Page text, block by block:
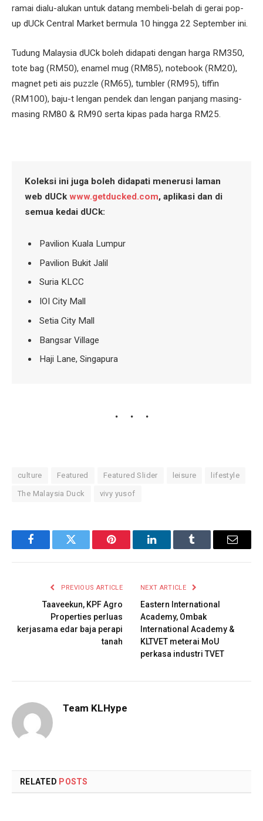
ramai dialu-alukan untuk datang membeli-belah di gerai pop-
up dUCk Central Market bermula 10 hingga 22 September ini.
Tudung Malaysia dUCk boleh didapati dengan harga RM350,
tote bag (RM50), enamel mug (RM85), notebook (RM20),
magnet peti ais puzzle (RM65), tumbler (RM95), tiffin
(RM100), baju-t lengan pendek dan lengan panjang masing-
masing RM80 & RM90 serta kipas pada harga RM25.
Koleksi ini juga boleh didapati menerusi laman
web dUCkwww.getducked.com, aplikasi dan di
semua kedai dUCk:
Pavilion Kuala Lumpur
Pavilion Bukit Jalil
Suria KLCC
IOI City Mall
Setia City Mall
Bangsar Village
Haji Lane, Singapura
culture Featured Featured Slider leisure lifestyle
The Malaysia Duck vivy yusof
FacebookTwitter Pinterest LinkedInTumblr Email
PREVIOUS ARTICLE
Taaveekun, KPF Agro
Properties perluas
kerjasama edar baja perapi
tanah
NEXT ARTICLE
Eastern International
Academy, Ombak
International Academy &
KLTVET meterai MoU
perkasa industri TVET
Team KLHype
RELATED POSTS